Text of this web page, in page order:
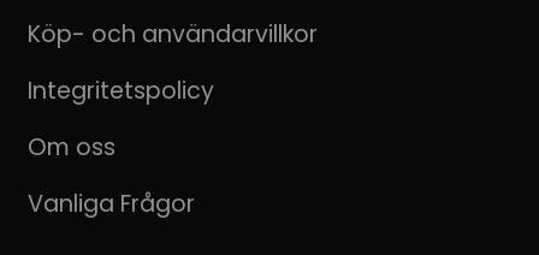
Köp- och användarvillkor
Integritetspolicy
Om oss
Vanliga Frågor